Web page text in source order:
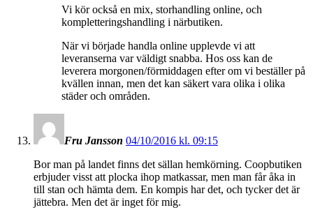
Vi kör också en mix, storhandling online, och
kompletteringshandling i närbutiken.
När vi började handla online upplevde vi att
leveranserna var väldigt snabba. Hos oss kan de
leverera morgonen/förmiddagen efter om vi beställer på
kvällen innan, men det kan säkert vara olika i olika
städer och områden.
Fru Jansson 04/10/2016 kl. 09:15
Bor man på landet finns det sällan hemkörning. Coopbutiken
erbjuder visst att plocka ihop matkassar, men man får åka in
till stan och hämta dem. En kompis har det, och tycker det är
jättebra. Men det är inget för mig.